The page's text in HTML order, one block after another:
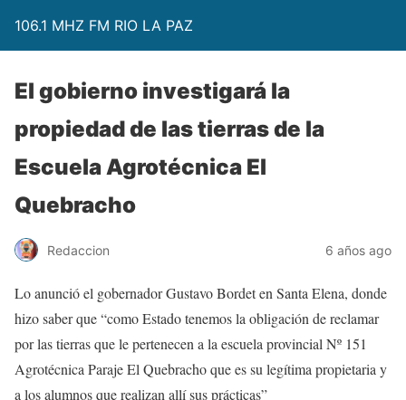
106.1 MHZ FM RIO LA PAZ
El gobierno investigará la
propiedad de las tierras de la
Escuela Agrotécnica El
Quebracho
Redaccion 6 años ago
Lo anunció el gobernador Gustavo Bordet en Santa Elena, donde
hizo saber que “como Estado tenemos la obligación de reclamar
por las tierras que le pertenecen a la escuela provincial Nº 151
Agrotécnica Paraje El Quebracho que es su legítima propietaria y
a los alumnos que realizan allí sus prácticas”